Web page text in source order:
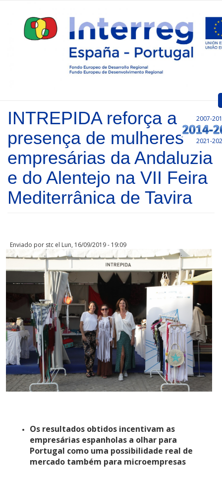
Presentación
Convocatorias
Proyectos Aprobados
Gestión de Proyectos
Enlaces
2007-
2021-
INTREPIDA reforça a
presença de mulheres
empresárias da Andaluzia
e do Alentejo na VII Feira
Mediterrânica de Tavira
Enviado por stc el Lun, 16/09/2019 - 19:09
Os resultados obtidos incentivam as
empresárias espanholas a olhar para
Portugal como uma possibilidade real de
mercado também para microempresas